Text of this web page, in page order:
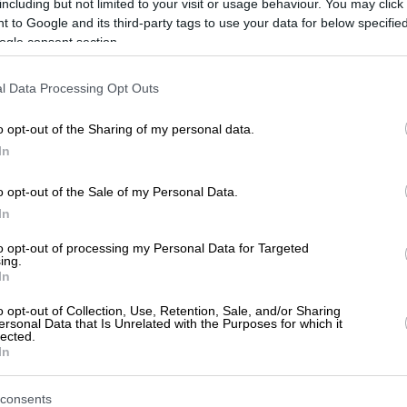
but not limited to your visit or usage behaviour. You may
to Google and its third-party tags to use your data for below
consent section.
Data Processing Opt Outs
opt-out of the Sharing of my personal data.
opt-out of the Sale of my Personal Data.
opt-out of processing my Personal Data for Targeted
opt-out of Collection, Use, Retention, Sale, and/or Sharing
Data that Is Unrelated with the Purposes for which it
Συκιές;
ακόμα αξιολογήσεις
Γίνετε ο πρώτος που θα μοιραστεί την
επιλογή!